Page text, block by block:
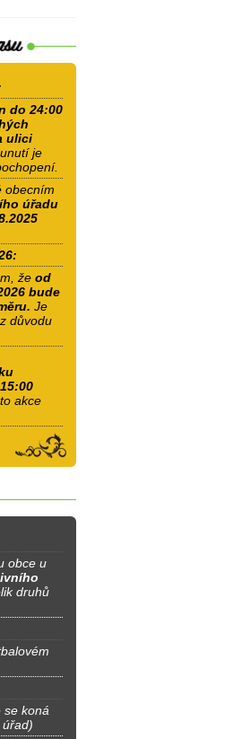
do 24:00
ulici
je
obecním
úřadu
že od
bude
Je
důvodu
akce
obce u
druhů
koná